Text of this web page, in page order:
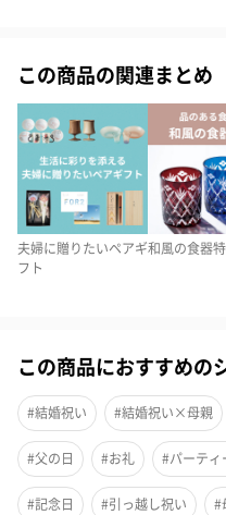
吉野杉は、主に奈良県の吉野
は、秋田杉、木曽桧とならび
耐久性や強さ、美しいツヤは
た。
この商品の関連まとめ
夫婦に贈りたいペアギ
フト
和風の食器
この商品におすすめの
#結婚祝い #結婚祝い×母親
#父の日 #お礼 #パーティ
#記念日 #引っ越し祝い #